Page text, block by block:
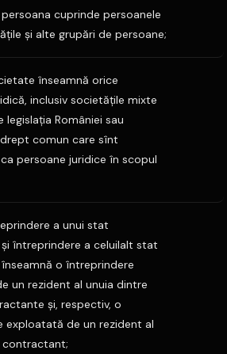
cuprinde persoanele
şi alte grupări de persoane;
înseamnă orice
inclusiv societăţile mixte
legislaţia României sau
comun care sînt
persoane juridice în scopul
a unui stat
întreprindere a celuilalt stat
o întreprindere
un rezident al unuia dintre
şi, respectiv, o
exploatată de un rezident al